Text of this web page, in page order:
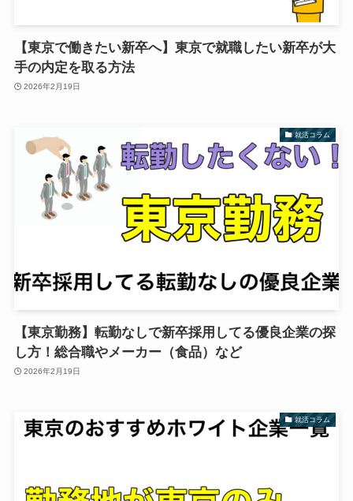
【東京で働きたい新卒へ】東京で就職したい新卒が大
手の内定を取る方法
2026年2月19日
就活コラム
【東京勤務】転勤なしで新卒採用してる優良企業の探
し方！総合職やメーカー（食品）など
2026年2月19日
就活コラム